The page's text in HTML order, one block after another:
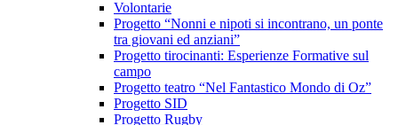
Volontarie
Progetto “Nonni e nipoti si incontrano, un ponte
tra giovani ed anziani”
Progetto tirocinanti: Esperienze Formative sul
campo
Progetto teatro “Nel Fantastico Mondo di Oz”
Progetto SID
Progetto Rugby